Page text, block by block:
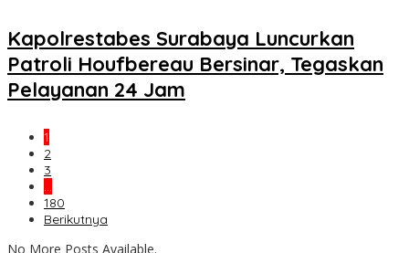
Kapolrestabes Surabaya Luncurkan
Patroli Houfbereau Bersinar, Tegaskan
Pelayanan 24 Jam
1
2
3
…
180
Berikutnya
No More Posts Available.